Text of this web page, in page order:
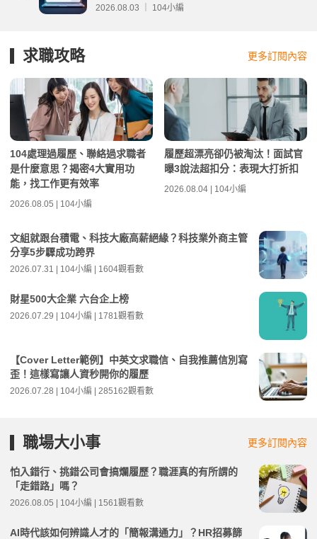
2026.08.03 ｜ 104小編
求職攻略 更多訂閱內容
104處理過履歷、聯絡過求職者
是什麼意思？揭密4大實用功
能，找工作更有效率
2026.08.05 | 104小編
履歷超漂亮卻仍被淘汰！面試官
曝3說法超扣分：表現大打折扣
2026.08.04 | 104小編
文組就跟台積電、科技大廠高薪絕緣？科技業外商主管
分享5步驟成功跨界
2026.07.31 | 104小編 | 1604觀看數
財星500大企業 六台企上榜
2026.07.29 | 104小編 | 1781觀看數
【Cover Letter範例】中英文求職信、自我推薦信別寫
歪！這樣寫讓人資秒開你的履歷
2026.07.28 | 104小編 | 285162觀看數
職場大小事 更多訂閱內容
怕入錯行、挑錯公司會搞爛履歷？職涯真的有所謂的
「走錯路」嗎？
2026.08.05 | 104小編 | 1561觀看數
AI時代該如何辨識人才的「簡報溝通力」？HR招募篩